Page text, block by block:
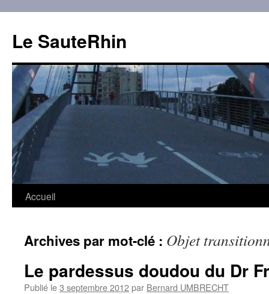
contenu
Le SauteRhin
Accueil
Archives par mot-clé : Objet
Le pardessus doudou du Dr
Publié le3 septembre 2012par Bernard UMBRECHT